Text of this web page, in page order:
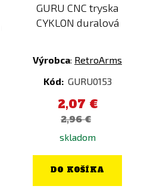
GURU CNC tryska
CYKLON duralová
Výrobca: RetroArms
Kód: GURU0153
2,07 €
2,96 €
skladom
DO KOŠÍKA